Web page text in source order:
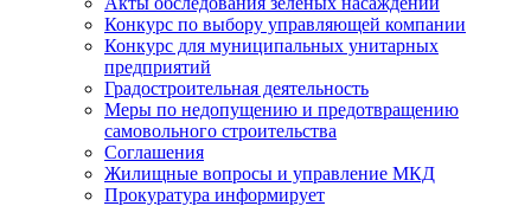
Конкурс по выбору управляющей компании
Конкурс для муниципальных унитарных
предприятий
Градостроительная деятельность
Меры по недопущению и предотвращению
самовольного строительства
Соглашения
Жилищные вопросы и управление МКД
Прокуратура информирует